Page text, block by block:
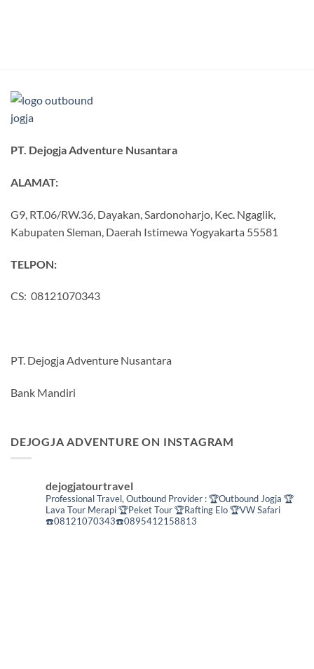
PT. Dejogja Adventure Nusantara
ALAMAT:
G9, RT.06/RW.36, Dayakan, Sardonoharjo, Kec. Ngaglik,
Kabupaten Sleman, Daerah Istimewa Yogyakarta 55581
TELPON:
CS: 08121070343
PT. Dejogja Adventure Nusantara
Bank Mandiri
DEJOGJA ADVENTURE ON INSTAGRAM
dejogjatourtravel
Professional Travel, Outbound Provider :🏆Outbound Jogja 🏆
Lava Tour Merapi🏆Peket Tour🏆Rafting Elo🏆VW Safari
☎️08121070343☎️0895412158813